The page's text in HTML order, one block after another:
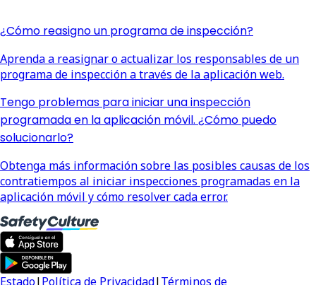
¿Cómo reasigno un programa de inspección?
Aprenda a reasignar o actualizar los responsables de un
programa de inspección a través de la aplicación web.
Tengo problemas para iniciar una inspección
programada en la aplicación móvil. ¿Cómo puedo
solucionarlo?
Obtenga más información sobre las posibles causas de los
contratiempos al iniciar inspecciones programadas en la
aplicación móvil y cómo resolver cada error.
Estado|Política de Privacidad|Términos de